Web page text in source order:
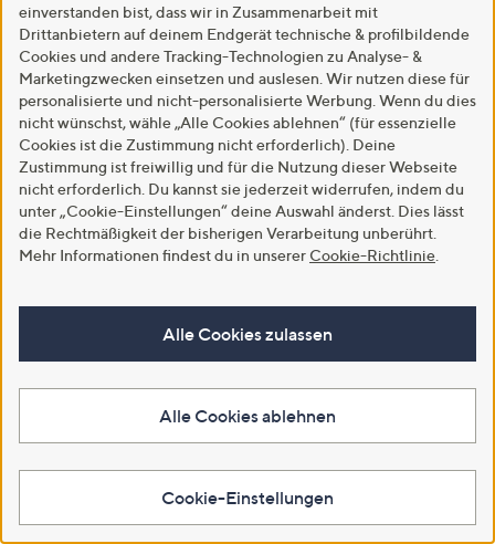
CRAFT BUDDY™ Diamond
Painting Bild 40x50cm auf
Keilrahmen 5tlg.
€ 29,99
5.0
von
(1) 1
Bewertungen
In den Warenkorb
CRAFT BUDDY™ Grußkarten-
Set Bienen inkl. Stanzbogen
51tlg.
€ 21,99
5.0
von
5
(1) 1
Bewertungen
In den Warenkorb
einverstanden bist, dass wir in Zusammenarbeit mit
Drittanbietern auf deinem Endgerät technische & profilbildende
Cookies und andere Tracking-Technologien zu Analyse- &
Marketingzwecken einsetzen und auslesen. Wir nutzen diese für
personalisierte und nicht-personalisierte Werbung. Wenn du dies
nicht wünschst, wähle „Alle Cookies ablehnen“ (für essenzielle
Cookies ist die Zustimmung nicht erforderlich). Deine
Zustimmung ist freiwillig und für die Nutzung dieser Webseite
nicht erforderlich. Du kannst sie jederzeit widerrufen, indem du
unter „Cookie-Einstellungen“ deine Auswahl änderst. Dies lässt
die Rechtmäßigkeit der bisherigen Verarbeitung unberührt.
Mehr Informationen findest du in unserer Cookie-Richtlinie
Alle Cookies zulassen
Alle Cookies ablehnen
Cookie-Einstellungen